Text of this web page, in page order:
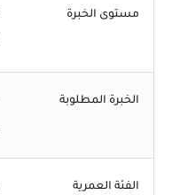
مستوى الخبرة
الخبرة المطلوبة
الفئة العمرية